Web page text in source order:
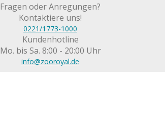
Fragen oder Anregungen?
Kontaktiere uns!
0221/1773-1000
Kundenhotline
Mo. bis Sa. 8:00 - 20:00 Uhr
info@zooroyal.de